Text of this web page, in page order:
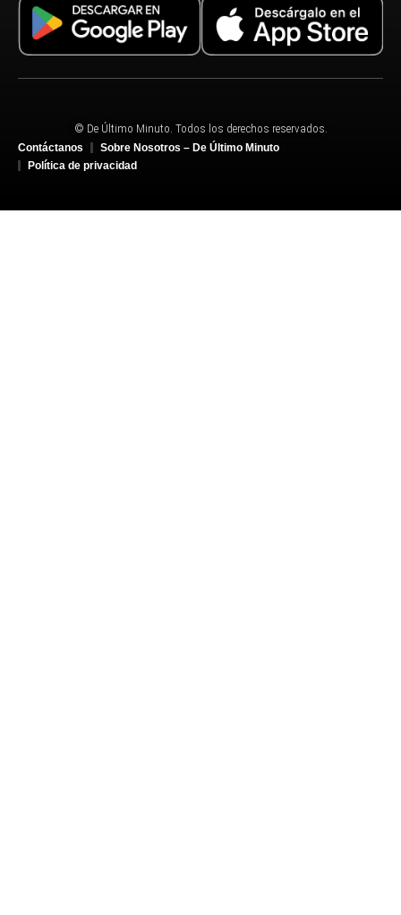
© De Último Minuto. Todos los derechos reservados.
Contáctanos
Sobre Nosotros – De Último Minuto
Política de privacidad